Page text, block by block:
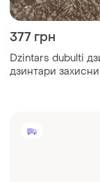
377 грн
Dzintars dubulti
дзинтари